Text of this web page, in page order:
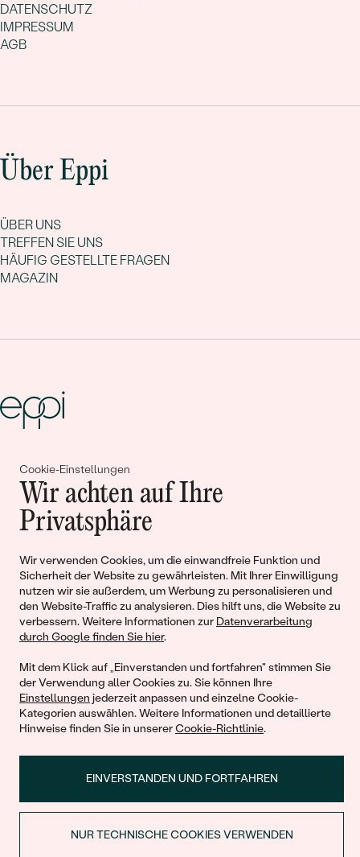
Cookie-Einstellungen
Wir achten auf Ihre
Privatsphäre
Wir verwenden Cookies, um die einwandfreie Funktion und
Sicherheit der Website zu gewährleisten. Mit Ihrer Einwilligung
nutzen wir sie außerdem, um Werbung zu personalisieren und
den Website-Traffic zu analysieren. Dies hilft uns, die Website zu
verbessern. Weitere Informationen zur Datenverarbeitung
durch Google finden Sie hier.
Mit dem Klick auf „Einverstanden und fortfahren" stimmen Sie
der Verwendung aller Cookies zu. Sie können Ihre
Einstellungen jederzeit anpassen und einzelne Cookie-
Kategorien auswählen. Weitere Informationen und detaillierte
Hinweise finden Sie in unsererCookie-Richtlinie.
EINVERSTANDEN UND FORTFAHREN
NUR TECHNISCHE COOKIES VERWENDEN
DATENSCHUTZ
IMPRESSUM
AGB
Über Eppi
ÜBER UNS
TREFFEN SIE UNS
HÄUFIG GESTELLTE FRAGEN
MAGAZIN
Gemeinsam erschaffen wir
Geschichten von Schönheit und
Liebe
Begleiten Sie uns!
© 2011 - 2026, Eppi.de